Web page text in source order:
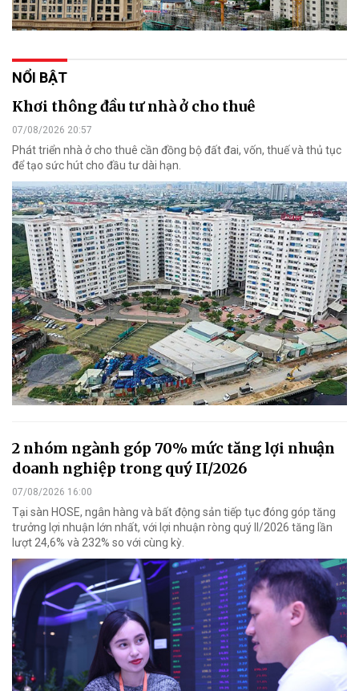
NỔI BẬT
Khơi thông đầu tư nhà ở cho thuê
07/08/2026 20:57
Phát triển nhà ở cho thuê cần đồng bộ đất đai, vốn, thuế và thủ tục
để tạo sức hút cho đầu tư dài hạn.
2 nhóm ngành góp 70% mức tăng lợi nhuận
doanh nghiệp trong quý II/2026
07/08/2026 16:00
Tại sàn HOSE, ngân hàng và bất động sản tiếp tục đóng góp tăng
trưởng lợi nhuận lớn nhất, với lợi nhuận ròng quý II/2026 tăng lần
lượt 24,6% và 232% so với cùng kỳ.